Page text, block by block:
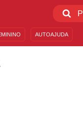
AUTOAJUDA